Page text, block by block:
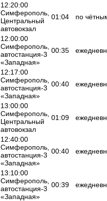
12:20:00
Симферополь,
Центральный
автовокзал
01:04 по
12:00:00
Симферополь,
автостанция-3
«Западная»
00:35
12:17:00
Симферополь,
автостанция-3
«Западная»
00:40
13:00:00
Симферополь,
Центральный
автовокзал
01:09
12:40:00
Симферополь,
автостанция-3
«Западная»
00:40
13:10:00
Симферополь,
автостанция-3
«Западная»
00:39